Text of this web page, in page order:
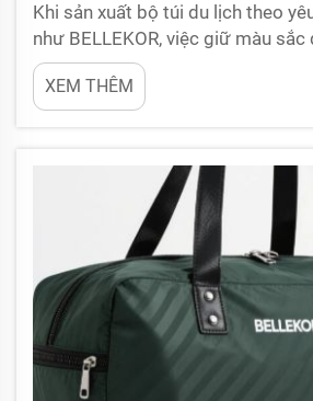
Khi sản xuất bộ túi du lịch theo
như BELLEKOR, việc giữ màu
quan trọng. Điều này được gọi là
màu sắc. Nếu tất cả các túi đều
mọi người sẽ dễ dàng nhận ra
nhưng màu sắc lại khác...
XEM THÊM